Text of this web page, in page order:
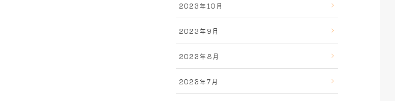
2023年10月
2023年9月
2023年8月
2023年7月